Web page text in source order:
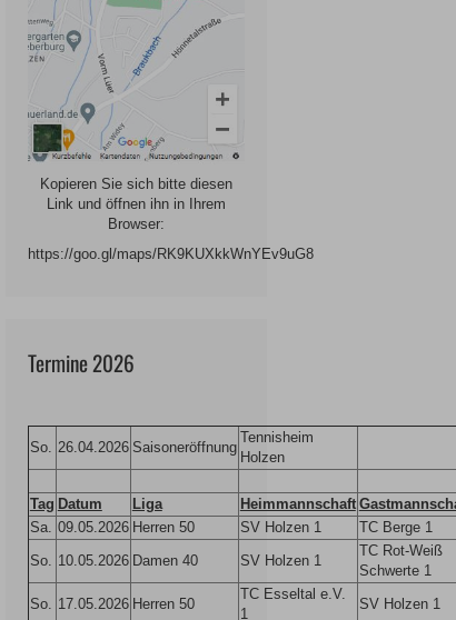
Kopieren Sie sich bitte diesen
Link und öffnen ihn in Ihrem
Browser:
https://goo.gl/maps/RK9KUXkkWnYEv9uG8
Termine 2026
So. 26.04.2026 Saisoneröffnung
Tennisheim
Holzen
Tag Datum Liga Heimmannschaft
Sa. 09.05.2026 Herren 50 SV Holzen 1
TC Berge 1
So. 10.05.2026 Damen 40 SV Holzen 1
TC Rot-Weiß
Schwerte 1
So. 17.05.2026 Herren 50
TC Esseltal e.V.
1
SV Holzen 1